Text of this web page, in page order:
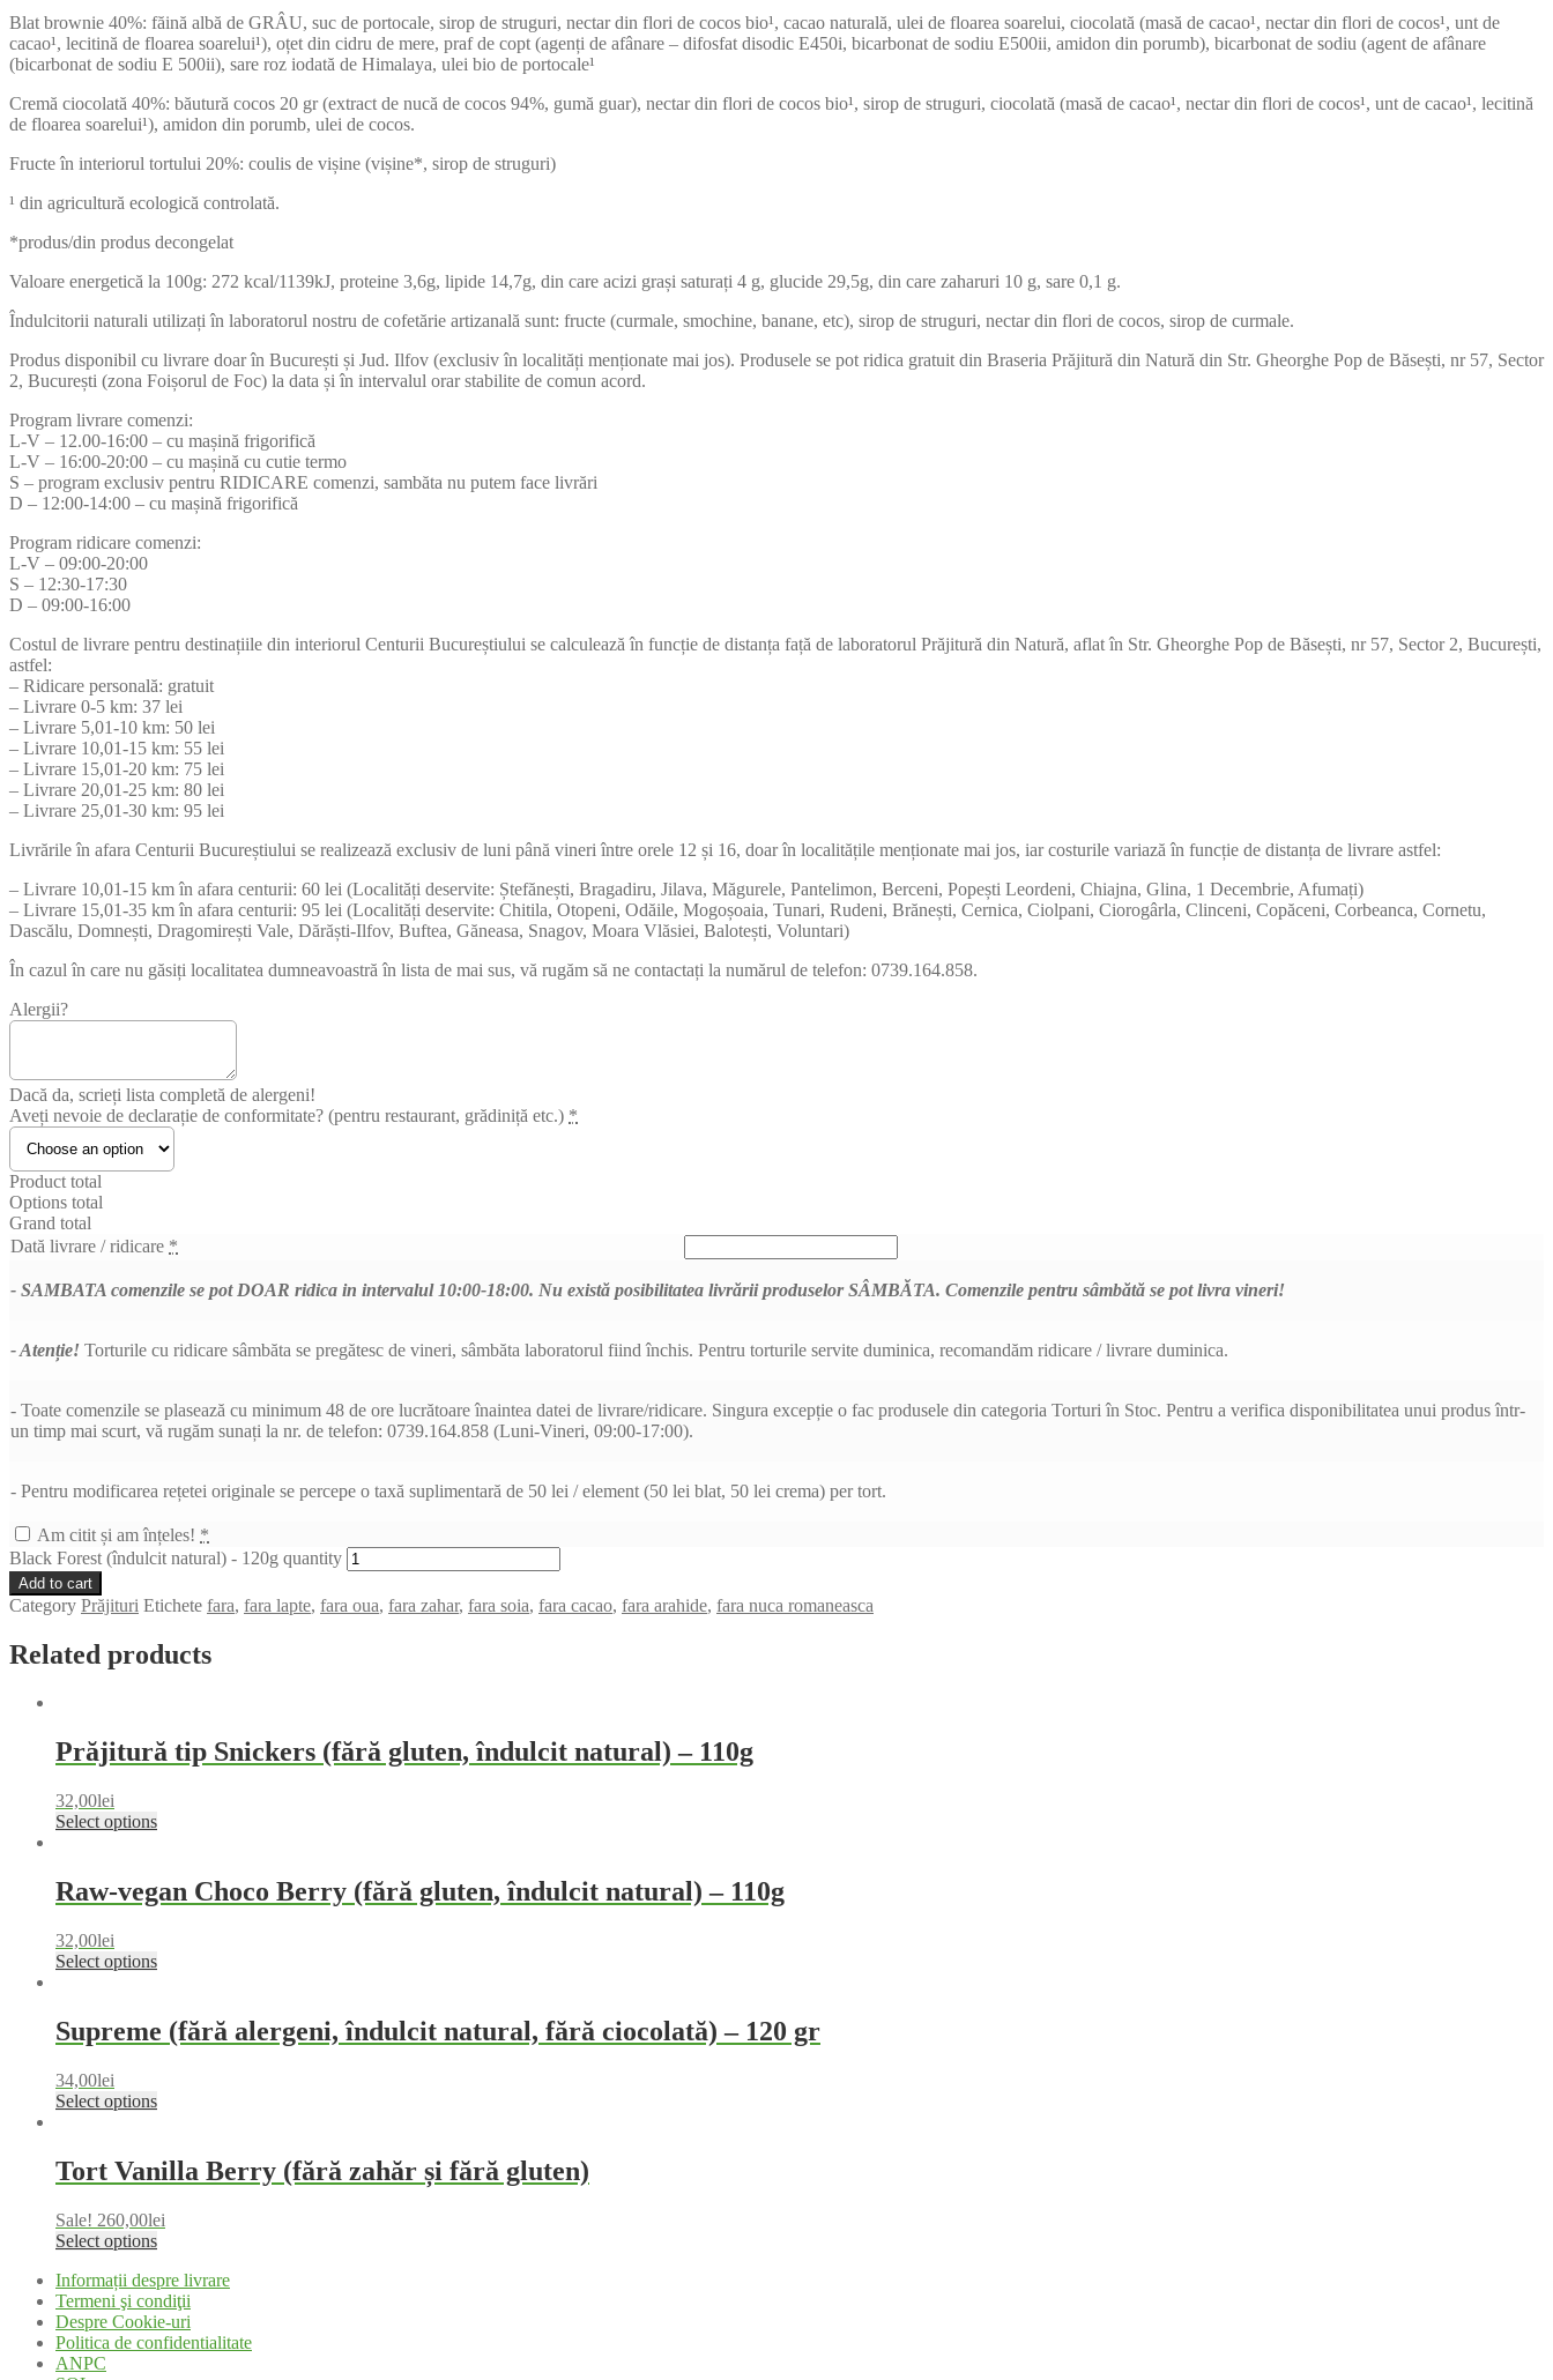
Blat brownie 40%: făină albă de GRÂU, suc de portocale, sirop de struguri, nectar din flori de cocos bio¹, cacao naturală, ulei de floarea soarelui, ciocolată (masă de cacao¹, nectar din flori de cocos¹, unt de
cacao¹, lecitină de floarea soarelui¹), oțet din cidru de mere, praf de copt (agenți de afânare – difosfat disodic E450i, bicarbonat de sodiu E500ii, amidon din porumb), bicarbonat de sodiu (agent de afânare
(bicarbonat de sodiu E 500ii), sare roz iodată de Himalaya, ulei bio de portocale¹
Cremă ciocolată 40%: băutură cocos 20 gr (extract de nucă de cocos 94%, gumă guar), nectar din flori de cocos bio¹, sirop de struguri, ciocolată (masă de cacao¹, nectar din flori de cocos¹, unt de cacao¹, lecitină
de floarea soarelui¹), amidon din porumb, ulei de cocos.
Fructe în interiorul tortului 20%: coulis de vișine (vișine*, sirop de struguri)
¹ din agricultură ecologică controlată.
*produs/din produs decongelat
Valoare energetică la 100g: 272 kcal/1139kJ, proteine 3,6g, lipide 14,7g, din care acizi grași saturați 4 g, glucide 29,5g, din care zaharuri 10 g, sare 0,1 g.
Îndulcitorii naturali utilizați în laboratorul nostru de cofetărie artizanală sunt: fructe (curmale, smochine, banane, etc), sirop de struguri, nectar din flori de cocos, sirop de curmale.
Produs disponibil cu livrare doar în București și Jud. Ilfov (exclusiv în localități menționate mai jos). Produsele se pot ridica gratuit din Braseria Prăjitură din Natură din Str. Gheorghe Pop de Băsești, nr 57, Sector
2, București (zona Foișorul de Foc) la data și în intervalul orar stabilite de comun acord.
Program livrare comenzi:
L-V – 12.00-16:00 – cu mașină frigorifică
L-V – 16:00-20:00 – cu mașină cu cutie termo
S – program exclusiv pentru RIDICARE comenzi, sambăta nu putem face livrări
D – 12:00-14:00 – cu mașină frigorifică
Program ridicare comenzi:
L-V – 09:00-20:00
S – 12:30-17:30
D – 09:00-16:00
Costul de livrare pentru destinațiile din interiorul Centurii Bucureștiului se calculează în funcție de distanța față de laboratorul Prăjitură din Natură, aflat în Str. Gheorghe Pop de Băsești, nr 57, Sector 2, București,
astfel:
– Ridicare personală: gratuit
– Livrare 0-5 km: 37 lei
– Livrare 5,01-10 km: 50 lei
– Livrare 10,01-15 km: 55 lei
– Livrare 15,01-20 km: 75 lei
– Livrare 20,01-25 km: 80 lei
– Livrare 25,01-30 km: 95 lei
Livrările în afara Centurii Bucureștiului se realizează exclusiv de luni până vineri între orele 12 și 16, doar în localitățile menționate mai jos, iar costurile variază în funcție de distanța de livrare astfel:
– Livrare 10,01-15 km în afara centurii: 60 lei (Localități deservite: Ștefănești, Bragadiru, Jilava, Măgurele, Pantelimon, Berceni, Popești Leordeni, Chiajna, Glina, 1 Decembrie, Afumați)
– Livrare 15,01-35 km în afara centurii: 95 lei (Localități deservite: Chitila, Otopeni, Odăile, Mogoșoaia, Tunari, Rudeni, Brănești, Cernica, Ciolpani, Ciorogârla, Clinceni, Copăceni, Corbeanca, Cornetu,
Dascălu, Domnești, Dragomirești Vale, Dărăști-Ilfov, Buftea, Găneasa, Snagov, Moara Vlăsiei, Balotești, Voluntari)
În cazul în care nu găsiți localitatea dumneavoastră în lista de mai sus, vă rugăm să ne contactați la numărul de telefon: 0739.164.858.
Alergii?
Dacă da, scrieți lista completă de alergeni!
Aveți nevoie de declarație de conformitate? (pentru restaurant, grădiniță etc.) *
Product total
Options total
Grand total
Dată livrare / ridicare *
- SAMBATA comenzile se pot DOAR ridica in intervalul 10:00-18:00. Nu există posibilitatea livrării produselor SÂMBĂTA. Comenzile pentru sâmbătă se pot livra vineri!
- Atenție! Torturile cu ridicare sâmbăta se pregătesc de vineri, sâmbăta laboratorul fiind închis. Pentru torturile servite duminica, recomandăm ridicare / livrare duminica.
- Toate comenzile se plasează cu minimum 48 de ore lucrătoare înaintea datei de livrare/ridicare. Singura excepție o fac produsele din categoria Torturi în Stoc. Pentru a verifica disponibilitatea unui produs într-
un timp mai scurt, vă rugăm sunați la nr. de telefon: 0739.164.858 (Luni-Vineri, 09:00-17:00).
- Pentru modificarea rețetei originale se percepe o taxă suplimentară de 50 lei / element (50 lei blat, 50 lei crema) per tort.
Am citit și am înțeles! *
Black Forest (îndulcit natural) - 120g quantity
Add to cart
Category Prăjituri Etichete fara, fara lapte, fara oua, fara zahar, fara soia, fara cacao, fara arahide, fara nuca romaneasca
Related products
Prăjitură tip Snickers (fără gluten, îndulcit natural) – 110g
32,00lei
Select options
Raw-vegan Choco Berry (fără gluten, îndulcit natural) – 110g
32,00lei
Select options
Supreme (fără alergeni, îndulcit natural, fără ciocolată) – 120 gr
34,00lei
Select options
Tort Vanilla Berry (fără zahăr și fără gluten)
Sale! 260,00lei
Select options
Informații despre livrare
Termeni şi condiţii
Despre Cookie-uri
Politica de confidentialitate
ANPC